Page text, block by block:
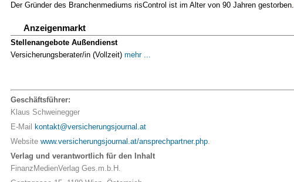
Der Gründer des Branchenmediums risControl ist im Alter von 90 Jahren gestorben.
Anzeigenmarkt
Stellenangebote Außendienst
Versicherungsberater/in (Vollzeit) mehr ...
Geschäftsführer:
Klaus Schweinegger
E-Mail
kontakt@versicherungsjournal.at
Website www.versicherungsjournal.at/ansprechpartner.php.
Verlag und verantwortlich für den Inhalt
FinanzMedienVerlag Ges.m.b.H.